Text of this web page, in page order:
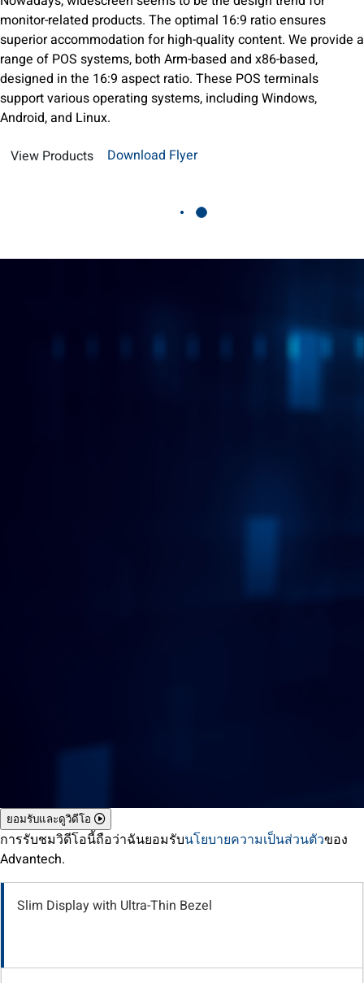
monitor-related products. The optimal 16:9 ratio ensures
superior accommodation for high-quality content. We provide a
range of POS systems, both Arm-based and x86-based,
designed in the 16:9 aspect ratio. These POS terminals
support various operating systems, including Windows,
Android, and Linux.
View Products
Download Flyer
ยอมรับและดูวิดีโอ
การรับชมวิดีโอนี้ถือว่าฉันยอมรับนโยบายความเป็นส่วนตัวของ
Advantech.
Slim Display with Ultra-Thin Bezel